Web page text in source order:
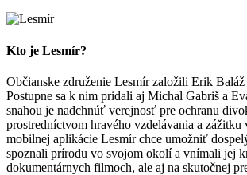
Kto je Lesmír?
Občianske združenie Lesmír založili Erik
Postupne sa k nim pridali aj Michal Gabriš a
snahou je nadchnúť verejnosť pre ochranu
prostredníctvom hravého vzdelávania a zážitku
mobilnej aplikácie Lesmír chce umožniť
spoznali prírodu vo svojom okolí a vnímali jej
dokumentárnych filmoch, ale aj na skutočnej